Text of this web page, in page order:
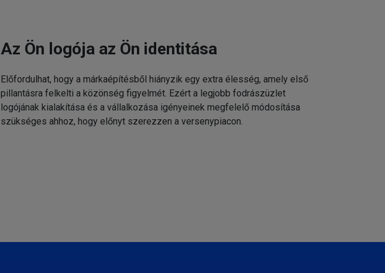
Az Ön logója az Ön identitása
Előfordulhat, hogy a márkaépítésből hiányzik egy extra élesség, amely első
pillantásra felkelti a közönség figyelmét. Ezért a legjobb fodrászüzlet
logójának kialakítása és a vállalkozása igényeinek megfelelő módosítása
szükséges ahhoz, hogy előnyt szerezzen a versenypiacon.